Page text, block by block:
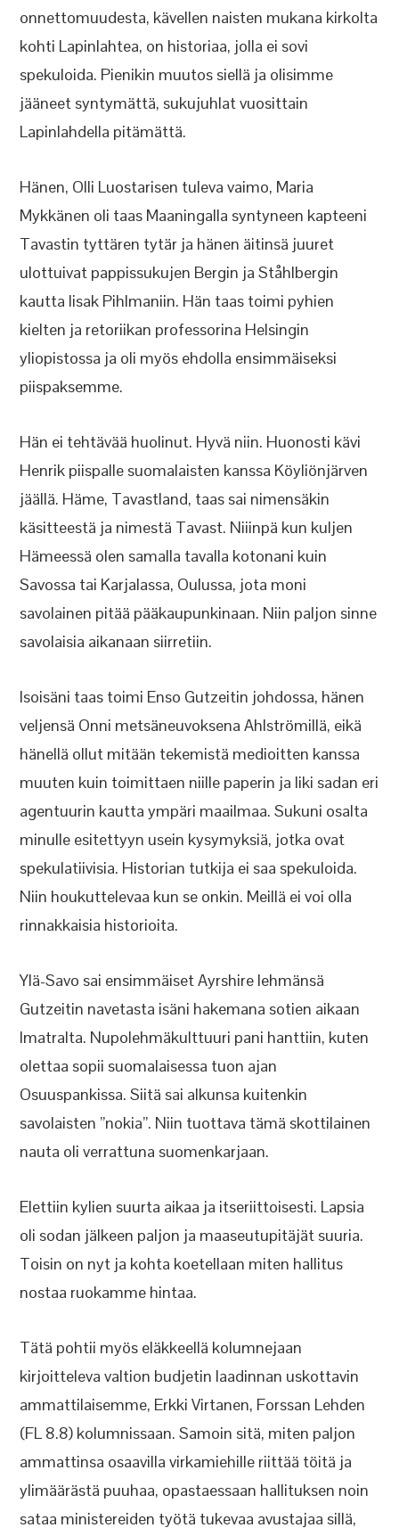
onnettomuudesta, kävellen naisten mukana kirkolta
kohti Lapinlahtea, on historiaa, jolla ei sovi
spekuloida. Pienikin muutos siellä ja olisimme
jääneet syntymättä, sukujuhlat vuosittain
Lapinlahdella pitämättä.
Hänen, Olli Luostarisen tuleva vaimo, Maria
Mykkänen oli taas Maaningalla syntyneen kapteeni
Tavastin tyttären tytär ja hänen äitinsä juuret
ulottuivat pappissukujen Bergin ja Ståhlbergin
kautta Iisak Pihlmaniin. Hän taas toimi pyhien
kielten ja retoriikan professorina Helsingin
yliopistossa ja oli myös ehdolla ensimmäiseksi
piispaksemme.
Hän ei tehtävää huolinut. Hyvä niin. Huonosti kävi
Henrik piispalle suomalaisten kanssa Köyliönjärven
jäällä. Häme, Tavastland, taas sai nimensäkin
käsitteestä ja nimestä Tavast. Niiinpä kun kuljen
Hämeessä olen samalla tavalla kotonani kuin
Savossa tai Karjalassa, Oulussa, jota moni
savolainen pitää pääkaupunkinaan. Niin paljon sinne
savolaisia aikanaan siirretiin.
Isoisäni taas toimi Enso Gutzeitin johdossa, hänen
veljensä Onni metsäneuvoksena Ahlströmillä, eikä
hänellä ollut mitään tekemistä medioitten kanssa
muuten kuin toimittaen niille paperin ja liki sadan eri
agentuurin kautta ympäri maailmaa. Sukuni osalta
minulle esitettyyn usein kysymyksiä, jotka ovat
spekulatiivisia. Historian tutkija ei saa spekuloida.
Niin houkuttelevaa kun se onkin. Meillä ei voi olla
rinnakkaisia historioita.
Ylä-Savo sai ensimmäiset Ayrshire lehmänsä
Gutzeitin navetasta isäni hakemana sotien aikaan
Imatralta. Nupolehmäkulttuuri pani hanttiin, kuten
olettaa sopii suomalaisessa tuon ajan
Osuuspankissa. Siitä sai alkunsa kuitenkin
savolaisten ”nokia”. Niin tuottava tämä skottilainen
nauta oli verrattuna suomenkarjaan.
Elettiin kylien suurta aikaa ja itseriittoisesti. Lapsia
oli sodan jälkeen paljon ja maaseutupitäjät suuria.
Toisin on nyt ja kohta koetellaan miten hallitus
nostaa ruokamme hintaa.
Tätä pohtii myös eläkkeellä kolumnejaan
kirjoitteleva valtion budjetin laadinnan uskottavin
ammattilaisemme, Erkki Virtanen, Forssan Lehden
(FL 8.8) kolumnissaan. Samoin sitä, miten paljon
ammattinsa osaavilla virkamiehille riittää töitä ja
ylimäärästä puuhaa, opastaessaan hallituksen noin
sataa ministereiden työtä tukevaa avustajaa sillä,